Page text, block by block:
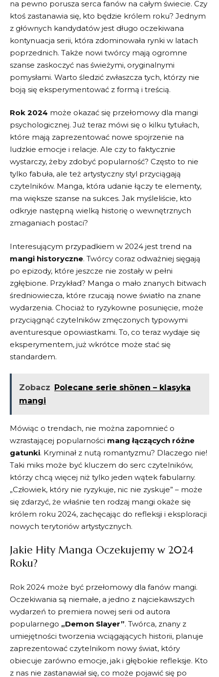
na pewno⁢ porusza serca ‍fanów na całym świecie. Czy
ktoś zastanawia się,​ kto będzie królem roku? Jednym
z ⁤głównych kandydatów jest długo oczekiwana⁣
kontynuacja serii, która ‌zdominowała rynki w latach
poprzednich. Także nowi twórcy mają ogromne
szanse zaskoczyć nas świeżymi, oryginalnymi⁢
pomysłami. Warto śledzić zwłaszcza tych, którzy nie
boją się eksperymentować z formą i treścią.
Rok‍ 2024 może okazać ​się przełomowy dla mangi
psychologicznej. Już teraz mówi ‍się o kilku tytułach,​
które mają zaprezentować⁣ nowe spojrzenie na
ludzkie emocje ‍i relacje. Ale czy to​ faktycznie
wystarczy, żeby zdobyć popularność? Często ⁣to ⁤nie
⁤tylko fabuła,‍ ale też artystyczny styl ‍przyciągają
‍czytelników. Manga, która udanie‍ łączy⁣ te elementy,
ma większe szanse ⁣na sukces. Jak myśleliście, kto
odkryje następną wielką historię o wewnętrznych
zmaganiach ​postaci?
Interesującym przypadkiem w 2024 jest trend na
mangi historyczne. Twórcy coraz odważniej sięgają
po epizody, które jeszcze nie ⁢zostały w pełni
zgłębione. Przykład? ⁤Manga o ⁢mało znanych bitwach
średniowiecza, które rzucają nowe światło ‌na znane
wydarzenia. Chociaż to ryzykowne posunięcie,‌ może
przyciągnąć czytelników zmęczonych typowymi
aventuresque‍ opowiastkami.‌ To, co teraz wydaje się
eksperymentem, już ⁤wkrótce ⁣może stać⁢ się
standardem.
Zobacz
Polecane serie shōnen – klasyka
mangi
Mówiąc o trendach, nie można‍ zapomnieć o
wzrastającej popularności mang łączących różne
gatunki. ⁤Kryminał z ​nutą romantyzmu? ‌Dlaczego nie! ​
Taki miks może być kluczem do serc⁢ czytelników,⁢
którzy chcą⁤ więcej niż tylko jeden wątek fabularny.
„Człowiek, który nie ryzykuje, nic nie ⁣zyskuje” – ‌może
się zdarzyć, ​że właśnie ten rodzaj ⁢mangi okaże się
królem roku‌ 2024, zachęcając do refleksji i eksploracji
nowych ‍terytoriów ‍artystycznych.
Jakie Hity⁤ Manga Oczekujemy w ⁣2024
Roku?
Rok⁤ 2024 może być ‌przełomowy​ dla‍ fanów mangi.
Oczekiwania są niemałe, a jedno z najciekawszych
wydarzeń to premiera nowej serii‍ od autora
popularnego „Demon Slayer”. Twórca, znany z
umiejętności tworzenia wciągających​ historii, ⁣planuje
zaprezentować ‌czytelnikom nowy świat, który​
obiecuje⁣ zarówno‍ emocje, jak i głębokie refleksje. Kto
z nas⁣ nie‍ zastanawiał się,⁣ co może⁤ pojawić się⁢ po⁣